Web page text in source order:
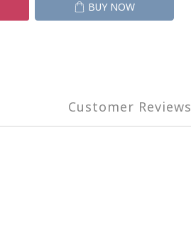
BUY NOW
Customer Reviews